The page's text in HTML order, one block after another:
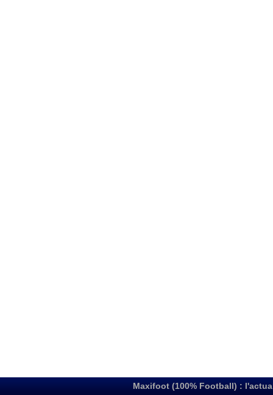
Maxifoot (100% Football) :